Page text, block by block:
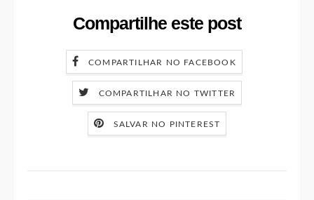
Compartilhe este post
COMPARTILHAR NO FACEBOOK
COMPARTILHAR NO TWITTER
SALVAR NO PINTEREST